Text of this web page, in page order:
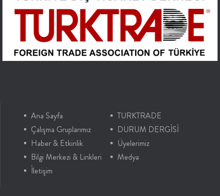
Ana Sayfa
TURKTRADE
Çalışma Gruplarımız
DURUM DERGİSİ
Haber & Etkinlik
Üyelerimiz
Bilgi Merkezi & Linkleri
Medya
İletişim